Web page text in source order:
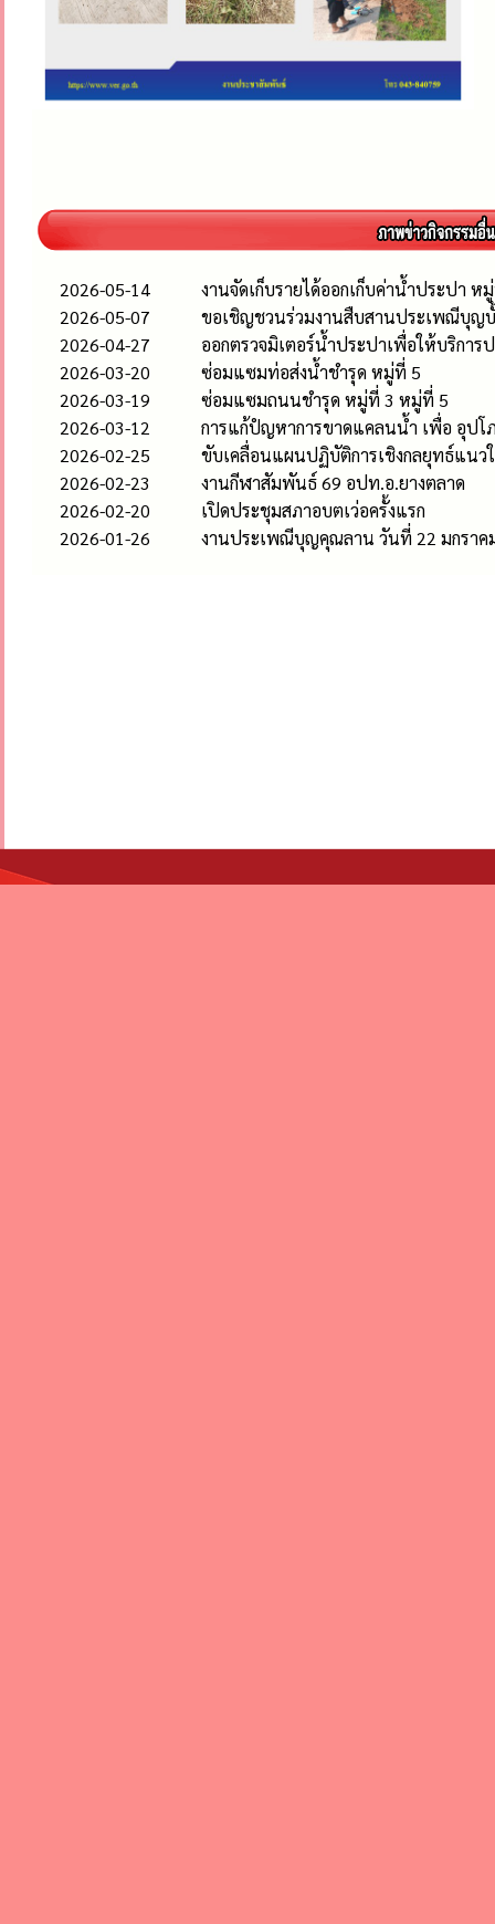
2026-05-14
งานจัดเก็บรายได้ออกเก็บค่าน้ำประปา
2026-05-07
ขอเชิญชวนร่วมงานสืบสานประเพณีบุญ
2026-04-27
ออกตรวจมิเตอร์น้ำประปาเพื่อให้บริการ
2026-03-20
ซ่อมแซมท่อส่งน้ำชำรุด หมู่ที่ 5
2026-03-19
ซ่อมแซมถนนชำรุด หมู่ที่ 3 หมู่ที่ 5
2026-03-12
การแก้ปํญหาการขาดแคลนน้ำ เพื่อ อุปโ
2026-02-25
ขับเคลื่อนแผนปฏิบัติการเชิงกลยุทธ์แนวใ
2026-02-23
งานกีฬาสัมพันธ์ 69 อปท.อ.ยางตลาด
2026-02-20
เปิดประชุมสภาอบตเว่อครั้งแรก
2026-01-26
งานประเพณีบุญคุณลาน วันที่ 22 มกราค